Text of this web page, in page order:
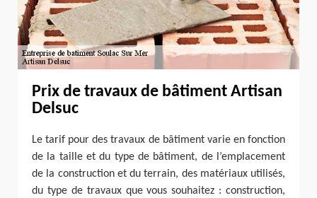
Prix de travaux de bâtiment Artisan
Delsuc
Le tarif pour des travaux de bâtiment varie en fonction
de la taille et du type de bâtiment, de l’emplacement
de la construction et du terrain, des matériaux utilisés,
du type de travaux que vous souhaitez : construction,